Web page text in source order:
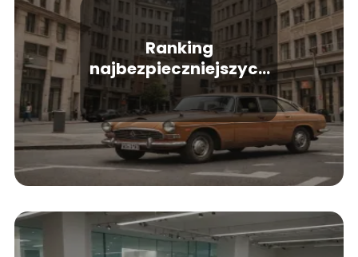
Ranking
najbezpieczniejszych
aut – co warto kupić?